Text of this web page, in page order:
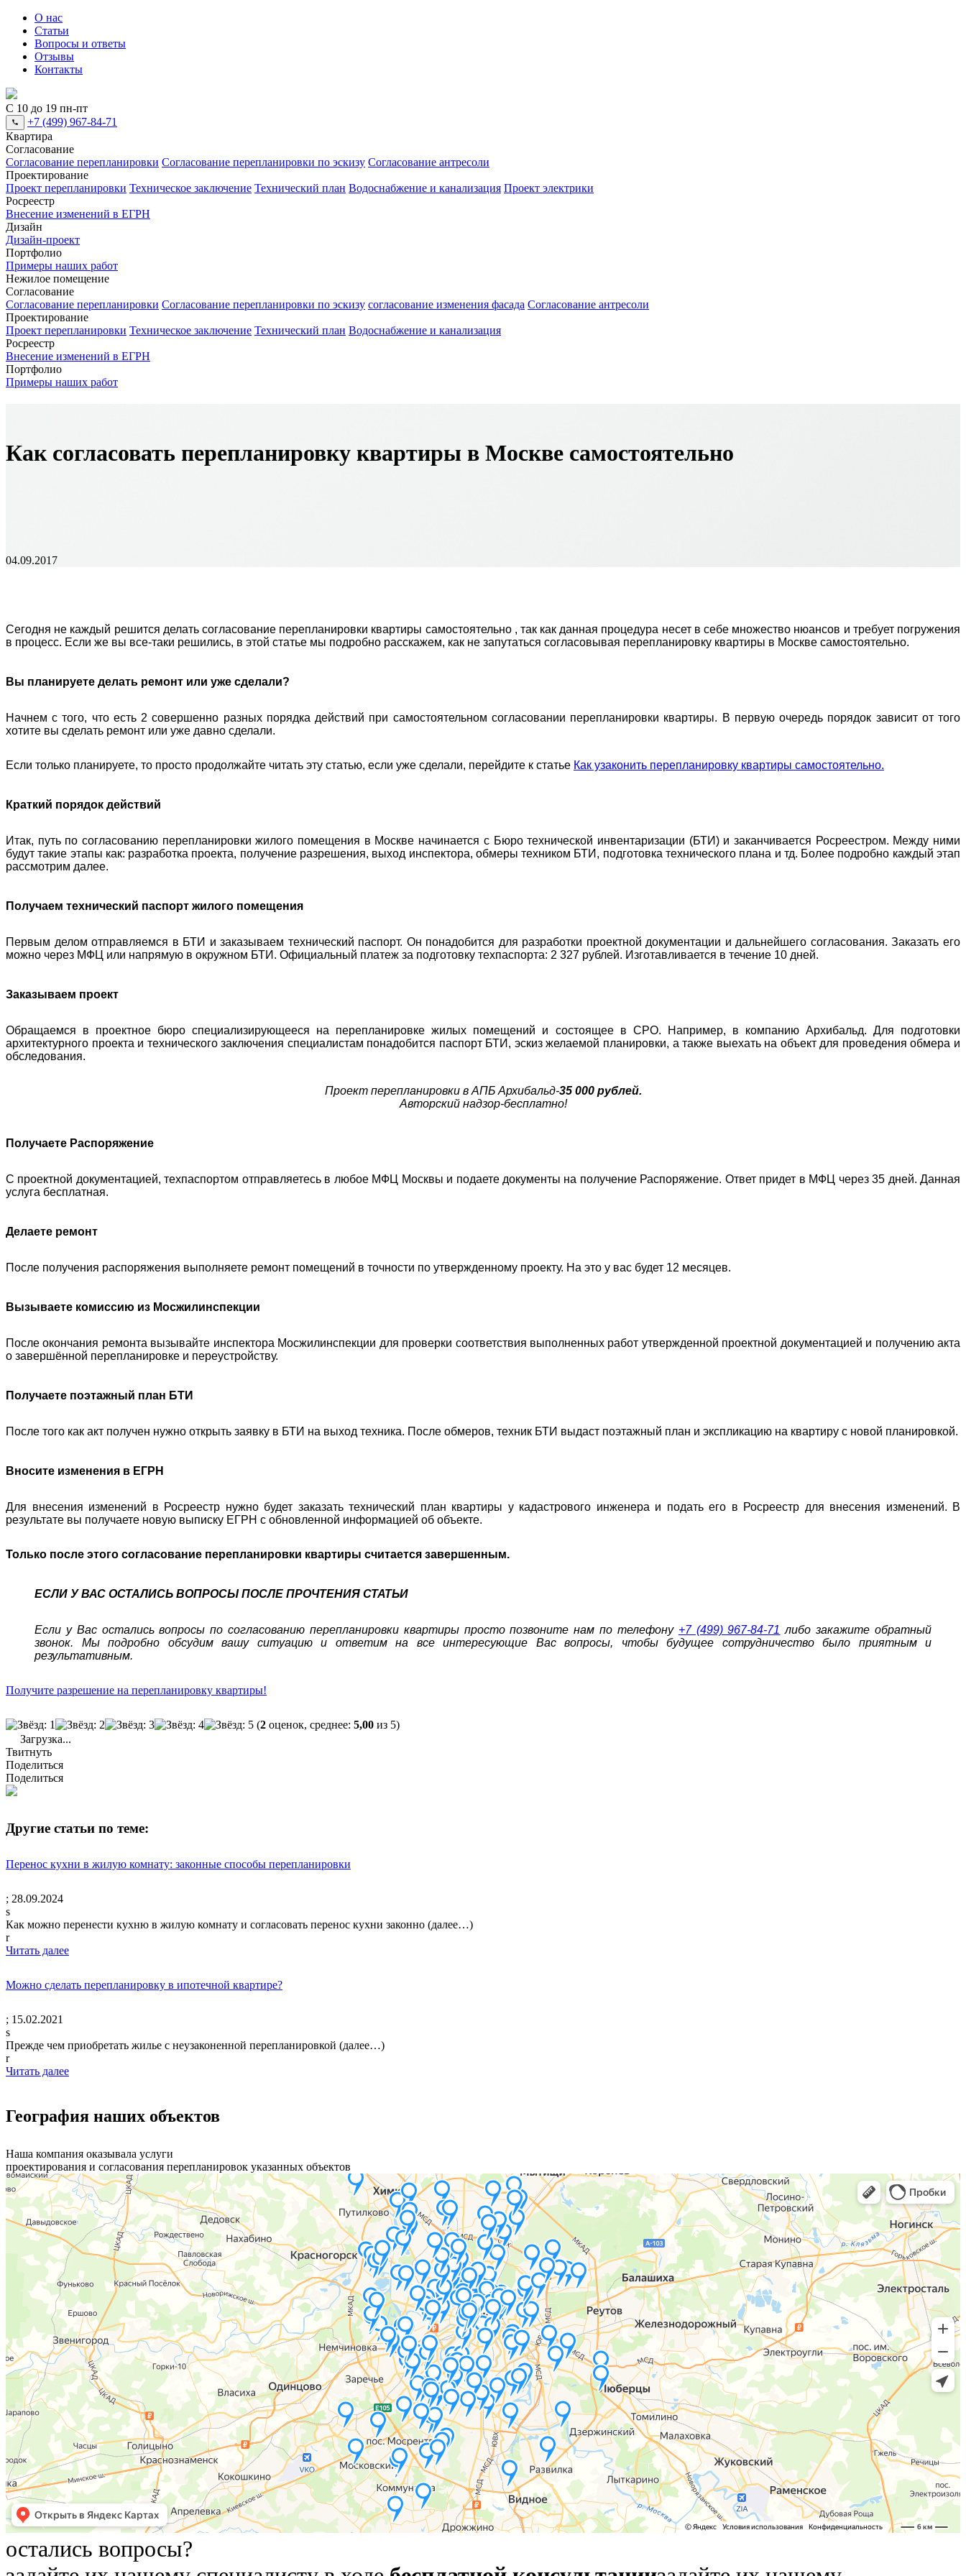
О нас
Статьи
Вопросы и ответы
Отзывы
Контакты
С 10 до 19 пн-пт
+7 (499) 967-84-71
Квартира
Согласование
Согласование перепланировки Согласование перепланировки по эскизу Согласование антресоли
Проектирование
Проект перепланировки Техническое заключение Технический план Водоснабжение и канализация Проект электрики
Росреестр
Внесение изменений в ЕГРН
Дизайн
Дизайн-проект
Портфолио
Примеры наших работ
Нежилое помещение
Согласование
Согласование перепланировки Согласование перепланировки по эскизу согласование изменения фасада Согласование антресоли
Проектирование
Проект перепланировки Техническое заключение Технический план Водоснабжение и канализация
Росреестр
Внесение изменений в ЕГРН
Портфолио
Примеры наших работ
Как согласовать перепланировку квартиры в Москве самостоятельно
04.09.2017
Сегодня не каждый решится делать согласование перепланировки квартиры самостоятельно, так как данная процедура несет в себе множество нюансов и требует погружения
в процесс. Если же вы все-таки решились, в этой статье мы подробно расскажем, как не запутаться согласовывая перепланировку квартиры в Москве самостоятельно.
Вы планируете делать ремонт или уже сделали?
Начнем с того, что есть 2 совершенно разных порядка действий при самостоятельном согласовании перепланировки квартиры. В первую очередь порядок зависит от того
хотите вы сделать ремонт или уже давно сделали.
Если только планируете, то просто продолжайте читать эту статью, если уже сделали, перейдите к статье Как узаконить перепланировку квартиры самостоятельно.
Краткий порядок действий
Итак, путь по согласованию перепланировки жилого помещения в Москве начинается с Бюро технической инвентаризации (БТИ) и заканчивается Росреестром. Между ними
будут такие этапы как: разработка проекта, получение разрешения, выход инспектора, обмеры техником БТИ, подготовка технического плана и тд. Более подробно каждый этап
рассмотрим далее.
Получаем технический паспорт жилого помещения
Первым делом отправляемся в БТИ и заказываем технический паспорт. Он понадобится для разработки проектной документации и дальнейшего согласования. Заказать его
можно через МФЦ или напрямую в окружном БТИ. Официальный платеж за подготовку техпаспорта: 2 327 рублей. Изготавливается в течение 10 дней.
Заказываем проект
Обращаемся в проектное бюро специализирующееся на перепланировке жилых помещений и состоящее в СРО. Например, в компанию Архибальд. Для подготовки
архитектурного проекта и технического заключения специалистам понадобится паспорт БТИ, эскиз желаемой планировки, а также выехать на объект для проведения обмера и
обследования.
Проект перепланировки в АПБ Архибальд-35 000 рублей.
Авторский надзор-бесплатно!
Получаете Распоряжение
С проектной документацией, техпаспортом отправляетесь в любое МФЦ Москвы и подаете документы на получение Распоряжение. Ответ придет в МФЦ через 35 дней. Данная
услуга бесплатная.
Делаете ремонт
После получения распоряжения выполняете ремонт помещений в точности по утвержденному проекту. На это у вас будет 12 месяцев.
Вызываете комиссию из Мосжилинспекции
После окончания ремонта вызывайте инспектора Мосжилинспекции для проверки соответствия выполненных работ утвержденной проектной документацией и получению акта
о завершённой перепланировке и переустройству.
Получаете поэтажный план БТИ
После того как акт получен нужно открыть заявку в БТИ на выход техника. После обмеров, техник БТИ выдаст поэтажный план и экспликацию на квартиру с новой планировкой.
Вносите изменения в ЕГРН
Для внесения изменений в Росреестр нужно будет заказать технический план квартиры у кадастрового инженера и подать его в Росреестр для внесения изменений. В
результате вы получаете новую выписку ЕГРН с обновленной информацией об объекте.
Только после этого согласование перепланировки квартиры считается завершенным.
ЕСЛИ У ВАС ОСТАЛИСЬ ВОПРОСЫ ПОСЛЕ ПРОЧТЕНИЯ СТАТЬИ
Если у Вас остались вопросы по согласованию перепланировки квартиры просто позвоните нам по телефону +7 (499) 967-84-71 либо закажите обратный
звонок. Мы подробно обсудим вашу ситуацию и ответим на все интересующие Вас вопросы, чтобы будущее сотрудничество было приятным и
результативным.
Получите разрешение на перепланировку квартиры!
(2 оценок, среднее: 5,00 из 5)
Загрузка...
Твитнуть
Поделиться
Поделиться
Другие статьи по теме:
Перенос кухни в жилую комнату: законные способы перепланировки
; 28.09.2024
s
Как можно перенести кухню в жилую комнату и согласовать перенос кухни законно (далее…)
r
Читать далее
Можно сделать перепланировку в ипотечной квартире?
; 15.02.2021
s
Прежде чем приобретать жилье с неузаконенной перепланировкой (далее…)
r
Читать далее
География наших объектов
Наша компания оказывала услуги
проектирования и согласования перепланировок указанных объектов
остались вопросы?